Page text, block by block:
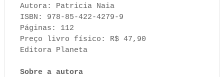
Autora: Patricia Naia
ISBN: 978-85-422-4279-9
Páginas: 112
Preço livro físico: R$ 47,90
Editora Planeta
Sobre a autora